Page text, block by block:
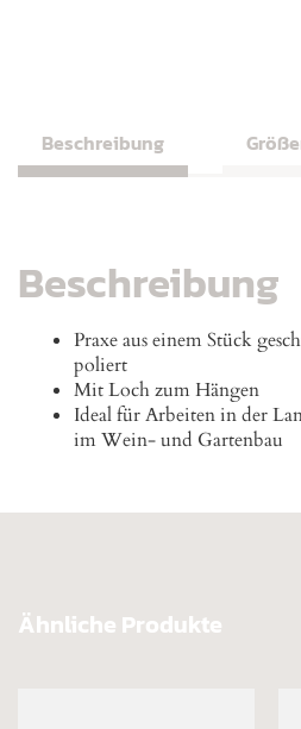
Beschreibung
Beschreibung
Praxe aus einem Stück
poliert
Mit Loch zum Hängen
Ideal für Arbeiten in der
im Wein- und Gartenbau
Ähnliche Produkte